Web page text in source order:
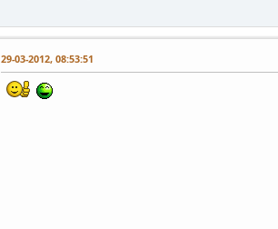
29-03-2012, 08:53:51